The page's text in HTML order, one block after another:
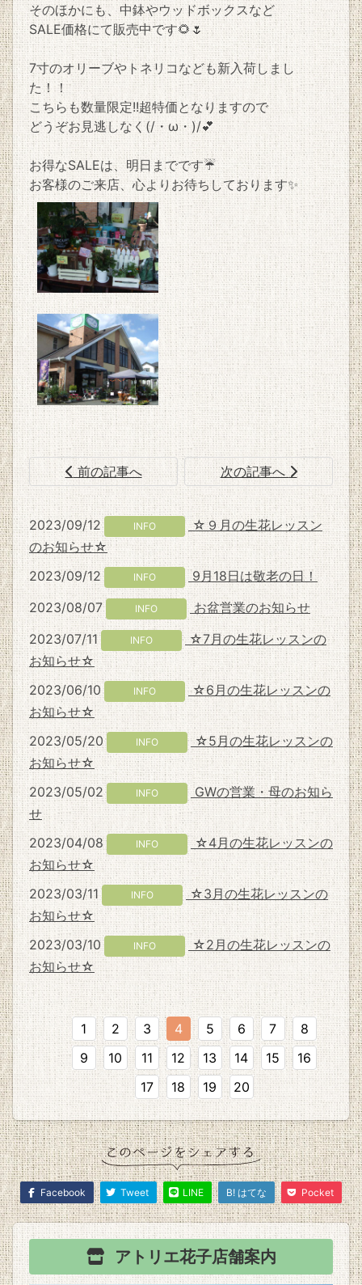
そのほかにも、中鉢やウッドボックスなど
SALE価格にて販売中です🌻🌷
7寸のオリーブやトネリコなども新入荷しまし
た！！
こちらも数量限定!!超特価となりますので
どうぞお見逃しなく(/・ω・)/💕
お得なSALEは、明日までです☔
お客様のご来店、心よりお待ちしております✨
前の記事へ 次の記事へ
2023/09/12 INFO
☆９月の生花レッスン
のお知らせ☆
2023/09/12
INFO
9月18日は敬老の日！
2023/08/07
INFO
お盆営業のお知らせ
2023/07/11
INFO
☆7月の生花レッスンの
お知らせ☆
2023/06/10
INFO
☆6月の生花レッスンの
お知らせ☆
2023/05/20
INFO
☆5月の生花レッスンの
お知らせ☆
2023/05/02
INFO
GWの営業・母のお知ら
せ
2023/04/08
INFO
☆4月の生花レッスンの
お知らせ☆
2023/03/11
INFO
☆3月の生花レッスンの
お知らせ☆
2023/03/10
INFO
☆2月の生花レッスンの
お知らせ☆
1 2 3 4 5 6 7
8
9
10 11 12 13 14 15
16
17
18 19 20
Facebook Tweet LINE B! はてな Pocket
アトリエ花子店舗案内